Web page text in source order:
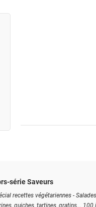
série Saveurs
recettes végétariennes -
quiches, tartines, gratins...